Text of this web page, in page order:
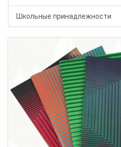
Школьные принадлежности